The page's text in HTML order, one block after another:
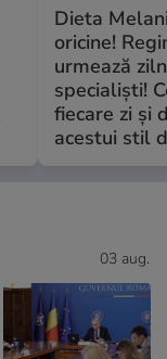
Dieta
oricine!
urmează
specialiști!
fiecare zi și
acestui stil
03 aug.